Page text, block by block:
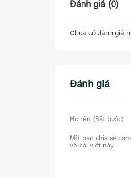
Đánh giá (0)
Chưa có đánh giá
Đánh giá